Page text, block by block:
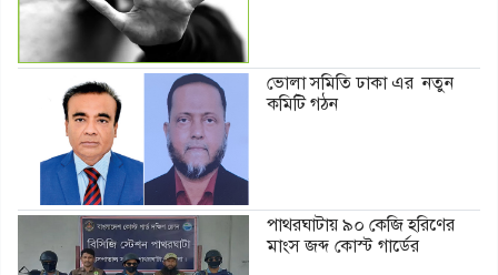
ভোলা সমিতি ঢাকা এর নতুন
কমিটি গঠন
পাথরঘাটায় ৯০ কেজি হরিণের
মাংস জব্দ কোস্ট গার্ডের